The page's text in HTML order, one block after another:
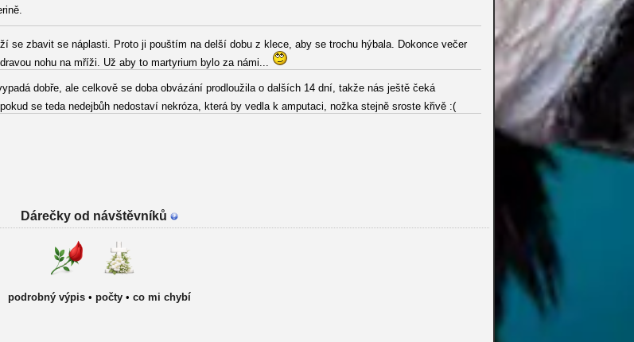
se zbavit se náplasti. Proto ji pouštím na delší dobu z klece, aby se trochu hýbala. Dokonce večer
nohu na mříži. Už aby to martyrium bylo za námi...
dobře, ale celkově se doba obvázání prodloužila o dalších 14 dní, takže nás ještě čeká
se teda nedejbůh nedostaví nekróza, která by vedla k amputaci, nožka stejně sroste křivě :(
Dárečky od návštěvníků
podrobný výpis • počty • co mi chybí